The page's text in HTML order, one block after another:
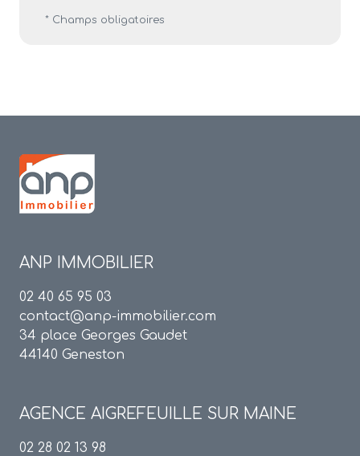
* Champs obligatoires
ANP IMMOBILIER
02 40 65 95 03
contact@anp-immobilier.com
34 place Georges Gaudet
44140 Geneston
AGENCE AIGREFEUILLE SUR MAINE
02 28 02 13 98